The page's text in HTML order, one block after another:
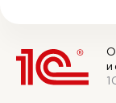
и